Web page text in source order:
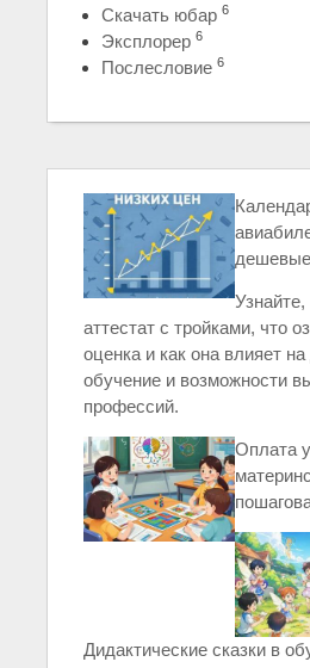
Скачать юбар 6
Эксплорер 6
Послесловие 6
Узнайте,
аттестат с тройками, что
оценка и как она влияет
обучение и возможности
профессий.
Оплата
Дидактические сказки в